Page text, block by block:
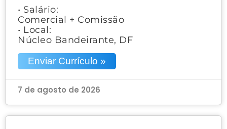
• Salário:
Comercial + Comissão
• Local:
Núcleo Bandeirante, DF
Enviar Currículo »
7 de agosto de 2026